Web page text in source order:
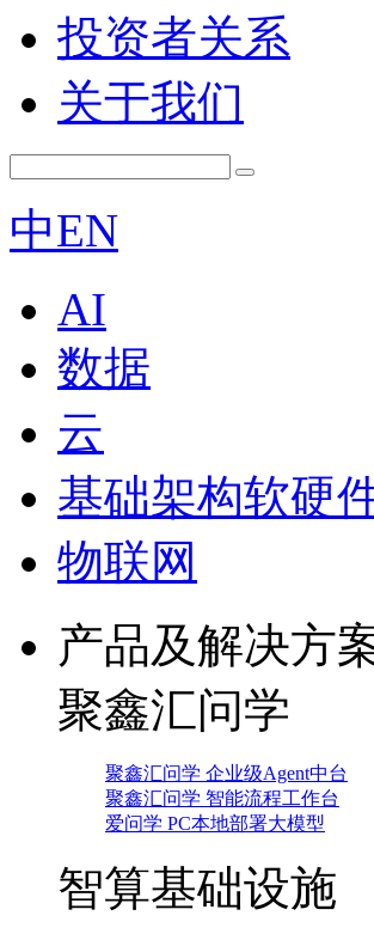
投资者关系
关于我们
中EN
AI
数据
云
基础架构软硬
物联网
产品及解决方
聚鑫汇问学
聚鑫汇问学 企业级Agent中台
聚鑫汇问学 智能流程工作台
爱问学 PC本地部署大模型
智算基础设施